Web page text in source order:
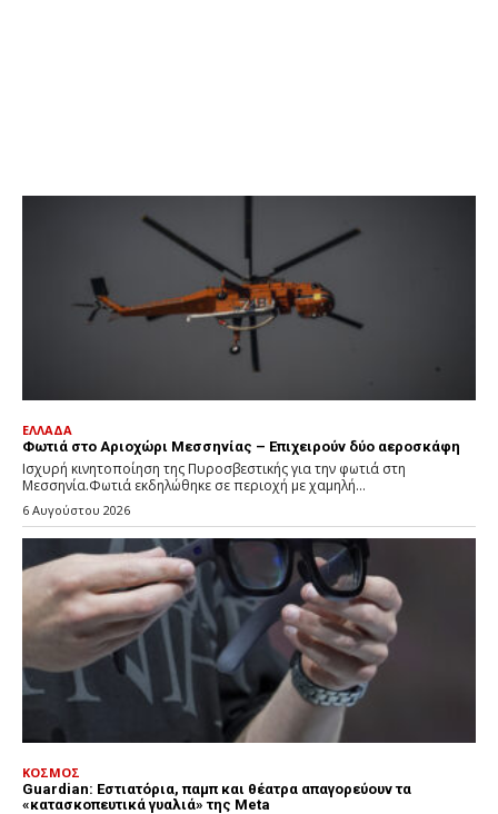
ΕΛΛΑΔΑ
Φωτιά στο Αριοχώρι Μεσσηνίας – Επιχειρούν δύο αεροσκάφη
Ισχυρή κινητοποίηση της Πυροσβεστικής για την φωτιά στη
Μεσσηνία.Φωτιά εκδηλώθηκε σε περιοχή με χαμηλή...
6 Αυγούστου 2026
ΚΟΣΜΟΣ
Guardian: Εστιατόρια, παμπ και θέατρα απαγορεύουν τα
«κατασκοπευτικά γυαλιά» της Meta